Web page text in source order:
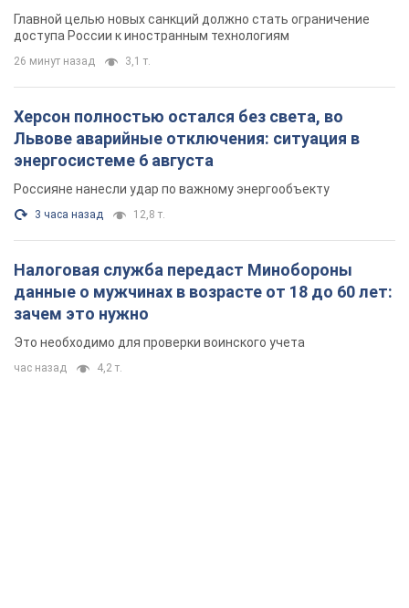
Главной целью новых санкций должно стать ограничение
доступа России к иностранным технологиям
26 минут назад 3,1 т.
Херсон полностью остался без света, во
Львове аварийные отключения: ситуация в
энергосистеме 6 августа
Россияне нанесли удар по важному энергообъекту
3 часа назад 12,8 т.
Налоговая служба передаст Минобороны
данные о мужчинах в возрасте от 18 до 60 лет:
зачем это нужно
Это необходимо для проверки воинского учета
час назад 4,2 т.